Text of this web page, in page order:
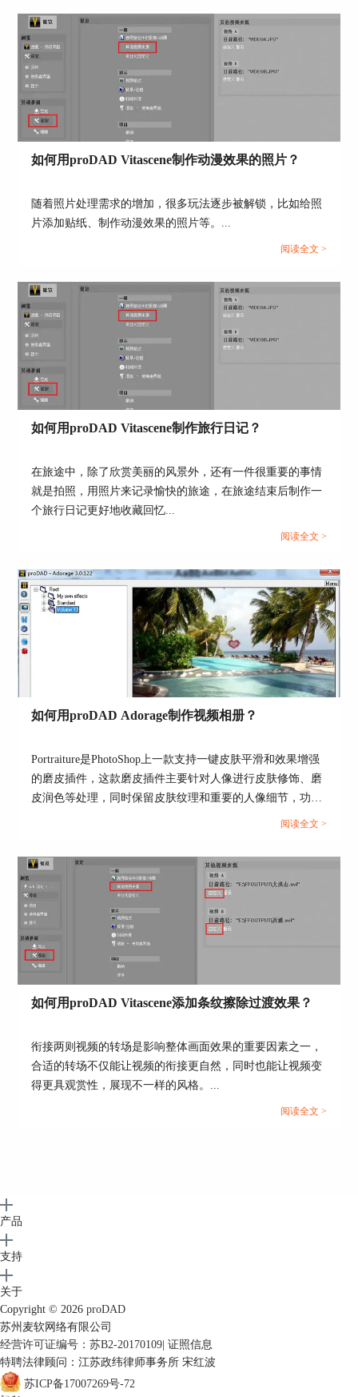
图5：指定安装目录
接着，来到比较关键的步骤。如图5所示，在“选取
插件类型”页面中，安装程序会将当前系统中已安
由于本例需要安装的是EDIUS的插件，因此，需要
图6：选择插件类型
最后，再次确认安装的目录、插件类型、快捷方式
的内容，即可点击安装按钮，正式安装插件。
图7：确认安装信息
安装过程需要花费一些时间。
待安装向导出现如图8所示的成功安装提示，即完
成插件的安装。这款插件不仅可以安装在EDIUS
中，还可以
安装在pr中
如何用proDAD Vitascene制作动漫效果的照片？
随着照片处理需求的增加，很多玩法逐步被解锁，比如给照
片添加贴纸、制作动漫效果的照片等。...
阅读全文 >
如何用proDAD Vitascene制作旅行日记？
在旅途中，除了欣赏美丽的风景外，还有一件很重要的事情
就是拍照，用照片来记录愉快的旅途，在旅途结束后制作一
个旅行日记更好地收藏回忆...
阅读全文 >
如何用proDAD Adorage制作视频相册？
Portraiture是PhotoShop上一款支持一键皮肤平滑和效果增强
的磨皮插件，这款磨皮插件主要针对人像进行皮肤修饰、磨
皮润色等处理，同时保留皮肤纹理和重要的人像细节，功能
阅读全文 >
如何用proDAD Vitascene添加条纹擦除过渡效果？
衔接两则视频的转场是影响整体画面效果的重要因素之一，
合适的转场不仅能让视频的衔接更自然，同时也能让视频变
得更具观赏性，展现不一样的风格。...
阅读全文 >
产品
支持
关于
Copyright © 2026 proDAD
苏州麦软网络有限公司
经营许可证编号：苏B2-20170109 证照信息
特聘法律顾问：江苏政纬律师事务所 宋红波
苏ICP备17007269号-72